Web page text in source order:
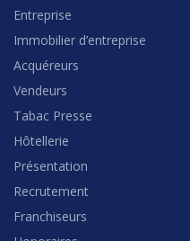
Entreprise
Immobilier d’entreprise
Acquéreurs
Vendeurs
Tabac Presse
Hôtellerie
Présentation
Recrutement
Franchiseurs